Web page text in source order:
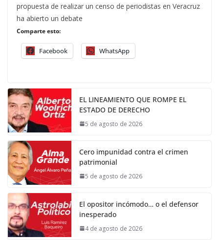
propuesta de realizar un censo de periodistas en Veracruz
ha abierto un debate
Comparte esto:
Facebook WhatsApp
EL LINEAMIENTO QUE ROMPE EL
ESTADO DE DERECHO
5 de agosto de 2026
Cero impunidad contra el crimen
patrimonial
5 de agosto de 2026
El opositor incómodo… o el defensor
inesperado
4 de agosto de 2026